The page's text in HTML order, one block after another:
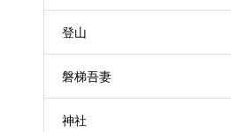
登山
磐梯吾妻
神社